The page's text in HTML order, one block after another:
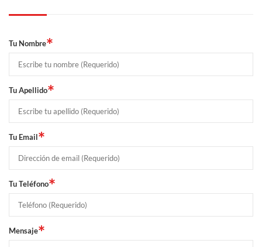
Tu Nombre*
Tu Apellido*
Tu Email*
Tu Teléfono*
Mensaje*